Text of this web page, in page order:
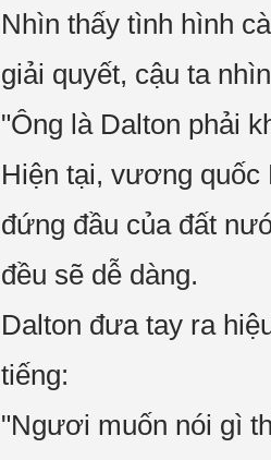
Nhìn thấy tình hình
giải quyết, cậu ta
"Ông là Dalton phải
Hiện tại, vương
đứng đầu của đất
đều sẽ dễ dàng.
Dalton đưa tay ra
tiếng:
"Ngươi muốn nói gì